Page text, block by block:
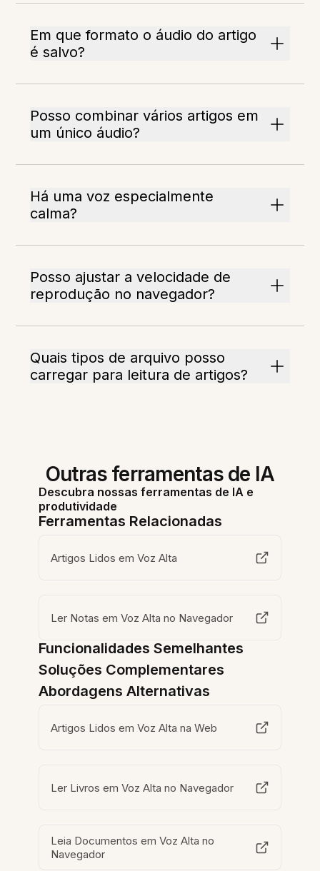
Em que formato o áudio do artigo
é salvo?
Posso combinar vários artigos em
um único áudio?
Há uma voz especialmente
calma?
Posso ajustar a velocidade de
reprodução no navegador?
Quais tipos de arquivo posso
carregar para leitura de artigos?
Outras ferramentas de IA
Descubra nossas ferramentas de IA e
produtividade
Ferramentas Relacionadas
Artigos Lidos em Voz Alta
Ler Notas em Voz Alta no Navegador
Funcionalidades Semelhantes
Soluções Complementares
Abordagens Alternativas
Artigos Lidos em Voz Alta na Web
Ler Livros em Voz Alta no Navegador
Leia Documentos em Voz Alta no
Navegador